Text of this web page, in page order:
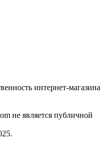
интернет-магазина
не является публичной